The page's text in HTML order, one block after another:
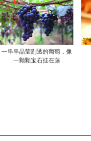
一串串晶莹剔透的葡萄，像
一颗颗宝石挂在藤